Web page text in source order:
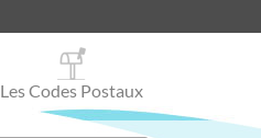
Les Codes Postaux